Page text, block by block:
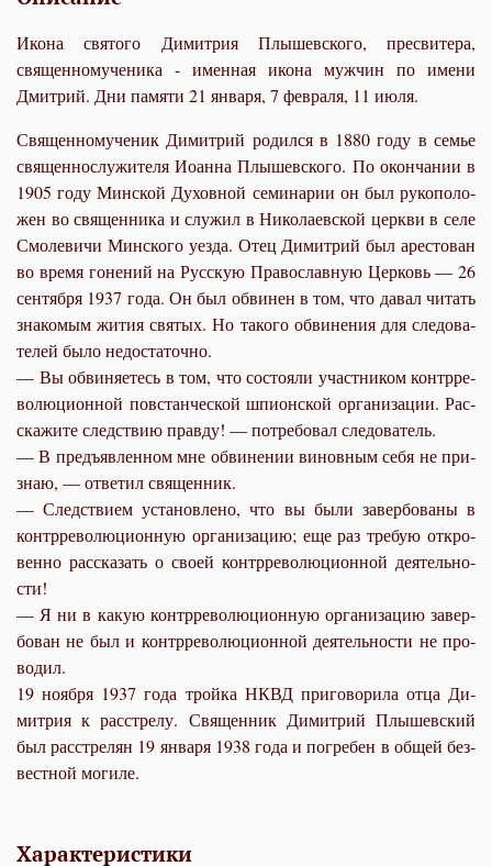
Икона святого Димитрия Плышевского, пресвитера,
священномученика - именная икона мужчин по имени
Дмитрий. Дни памяти 21 января, 7 февраля, 11 июля.
Свя­щен­но­му­че­ник Ди­мит­рий ро­дил­ся в 1880 го­ду в се­мье
свя­щен­но­слу­жи­те­ля Иоан­на Плы­шев­ско­го. По окон­ча­нии в
1905 го­ду Мин­ской Ду­хов­ной се­ми­на­рии он был ру­ко­по­ло­
жен во свя­щен­ни­ка и слу­жил в Ни­ко­ла­ев­ской церк­ви в се­ле
Смоле­ви­чи Мин­ско­го уез­да. Отец Ди­мит­рий был аре­сто­ван
во вре­мя го­не­ний на Рус­скую Пра­во­слав­ную Цер­ковь — 26
сен­тяб­ря 1937 го­да. Он был об­ви­нен в том, что да­вал чи­тать
зна­ко­мым жи­тия свя­тых. Но та­ко­го об­ви­не­ния для сле­до­ва­
те­лей бы­ло недо­ста­точ­но.
— Вы об­ви­ня­е­тесь в том, что со­сто­я­ли участ­ни­ком контр­ре­
во­лю­ци­он­ной по­встан­че­ской шпи­он­ской ор­га­ни­за­ции. Рас­
ска­жи­те след­ствию прав­ду! — по­тре­бо­вал сле­до­ва­тель.
— В предъ­яв­лен­ном мне об­ви­не­нии ви­нов­ным се­бя не при­
знаю, — от­ве­тил свя­щен­ник.
— След­стви­ем уста­нов­ле­но, что вы бы­ли за­вер­бо­ва­ны в
контр­ре­во­лю­ци­он­ную ор­га­ни­за­цию; еще раз тре­бую от­кро­
вен­но рас­ска­зать о сво­ей контр­ре­во­лю­ци­он­ной де­я­тель­но­
сти!
— Я ни в ка­кую контр­ре­во­лю­ци­он­ную ор­га­ни­за­цию за­вер­
бо­ван не был и контр­ре­во­лю­ци­он­ной де­я­тель­но­сти не про­
во­дил.
19 но­яб­ря 1937 го­да трой­ка НКВД при­го­во­ри­ла от­ца Ди­
мит­рия к рас­стре­лу. Свя­щен­ник Ди­мит­рий Плы­шев­ский
был рас­стре­лян 19 ян­ва­ря 1938 го­да и по­гре­бен в об­щей без­
вест­ной мо­ги­ле.
Характеристики